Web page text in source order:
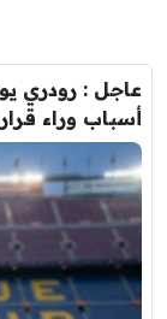
أسباب وراء